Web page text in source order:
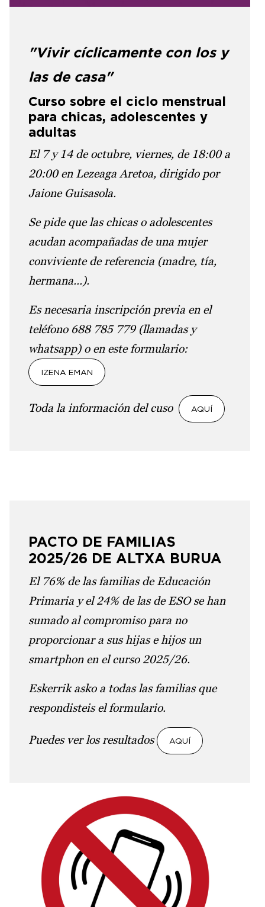
"Vivir cíclicamente con los y
las de casa"
Curso sobre el ciclo menstrual
para chicas, adolescentes y
adultas
El 7 y 14 de octubre, viernes, de 18:00 a
20:00 en Lezeaga Aretoa, dirigido por
Jaione Guisasola.
Se pide que las chicas o adolescentes
acudan acompañadas de una mujer
conviviente de referencia (madre, tía,
hermana...).
Es necesaria inscripción previa en el
teléfono 688 785 779 (llamadas y
whatsapp) o en este formulario:
IZENA EMAN
Toda la información del cuso AQUÍ
PACTO DE FAMILIAS
2025/26 DE ALTXA BURUA
El 76% de las familias de Educación
Primaria y el 24% de las de ESO se han
sumado al compromiso para no
proporcionar a sus hijas e hijos un
smartphon en el curso 2025/26.
Eskerrik asko a todas las familias que
respondisteis el formulario.
Puedes ver los resultados AQUÍ